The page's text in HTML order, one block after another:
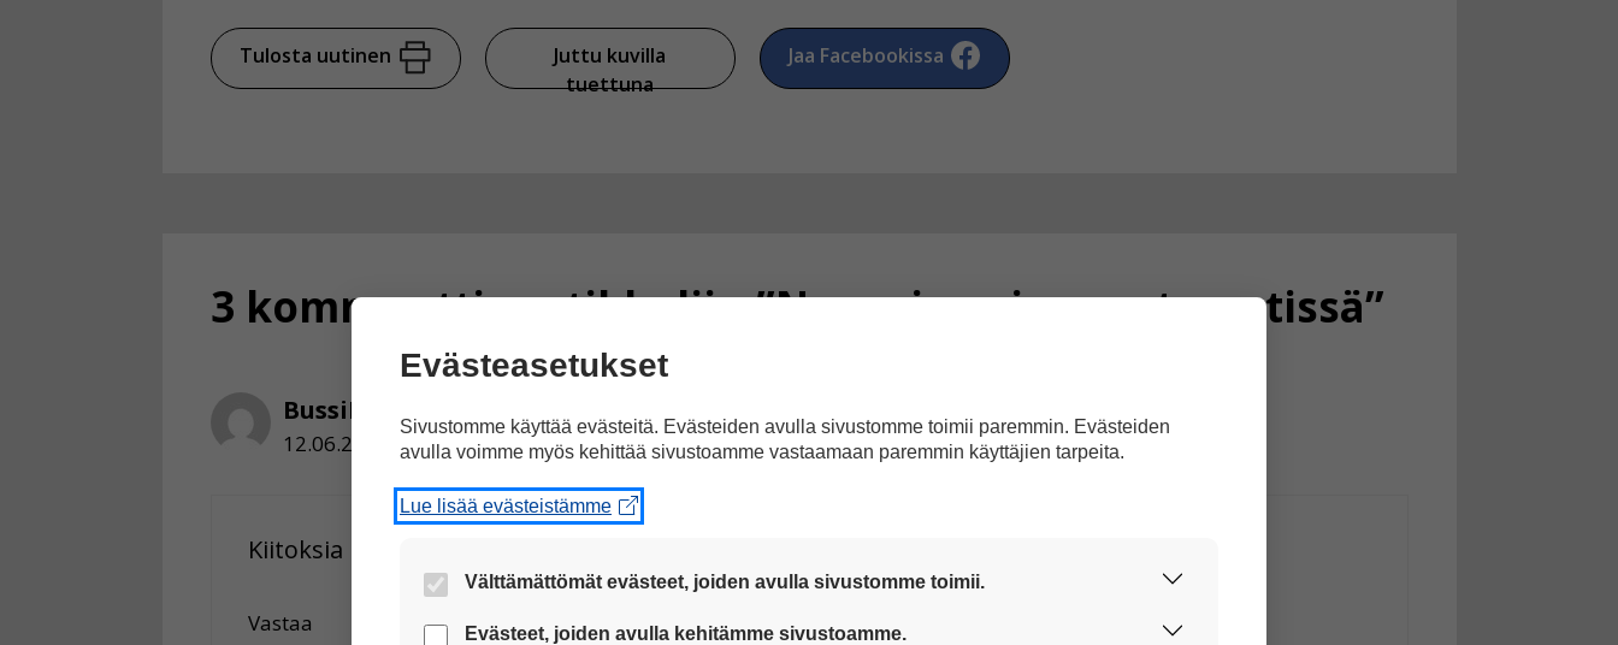
Tulosta uutinen
Juttu kuvilla
tuettuna
Jaa Facebookissa
3 kommenttia artikkeliin ”Norppia voi seurata netissä”
BussiKuski
12.06.2017 klo 22:35
Kiitoksia paljon. On tarkea asia, kiva video ja selvä kieli.
Vastaa
Evästeasetukset
Sivustomme käyttää evästeitä. Evästeiden avulla sivustomme toimii paremmin. Evästeiden
avulla voimme myös kehittää sivustoamme vastaamaan paremmin käyttäjien tarpeita.
Lue lisää evästeistämme
Välttämättömät evästeet, joiden avulla sivustomme toimii.
Nämä evästeet ovat aina käytössä, jotta sivustoamme voi käyttää sujuvasti ja turvallisesti.
Evästeet, joiden avulla kehitämme sivustoamme.